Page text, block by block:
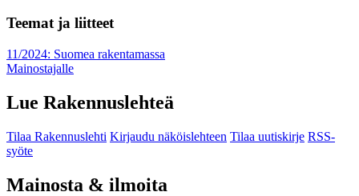
Teemat ja liitteet
11/2024: Suomea rakentamassa
Mainostajalle
Lue Rakennuslehteä
Tilaa Rakennuslehti Kirjaudu näköislehteen Tilaa uutiskirje RSS-
syöte
Mainosta & ilmoita